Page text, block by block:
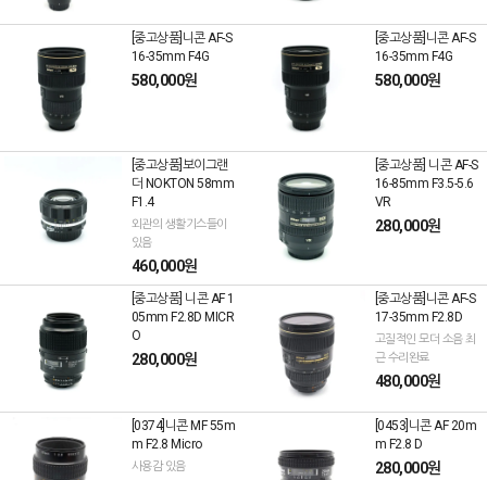
[중고상품]니콘 AF-S
16-35mm F4G
580,000원
[중고상품]니콘 AF-S
16-35mm F4G
580,000원
[중고상품]보이그랜
더 NOKTON 58mm
F1.4
외관의 생활기스들이
있음
460,000원
[중고상품] 니콘 AF-S
16-85mm F3.5-5.6
VR
280,000원
[중고상품] 니콘 AF 1
05mm F2.8D MICR
O
280,000원
[중고상품]니콘 AF-S
17-35mm F2.8D
고질적인 모더 소음 최
근 수리완료
480,000원
[0374]니콘 MF 55m
m F2.8 Micro
사용감 있음
[0453]니콘 AF 20m
m F2.8 D
280,000원